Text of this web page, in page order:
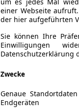
um es jedes Mal
einer Webseite
der hier aufgeführten
Sie können Ihre
Einwilligungen
Datenschutzerklärung
Zwecke
Genaue
Endgeräten